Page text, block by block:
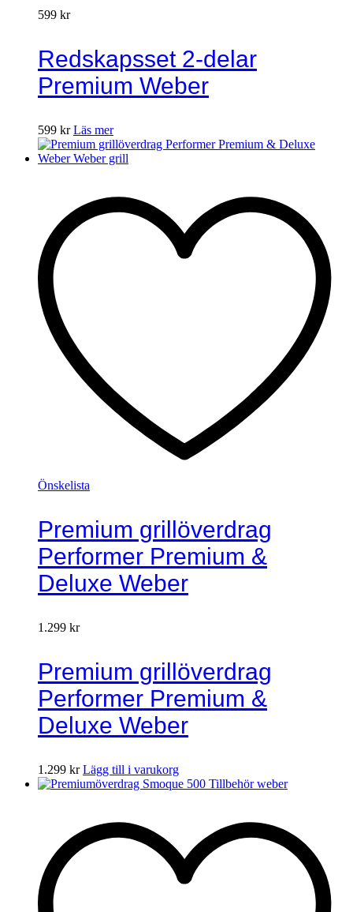
599 kr
Redskapsset 2-delar
Premium Weber
599 kr Läs mer
Önskelista
Premium grillöverdrag
Performer Premium &
Deluxe Weber
1.299 kr
Premium grillöverdrag
Performer Premium &
Deluxe Weber
1.299 kr Lägg till i varukorg